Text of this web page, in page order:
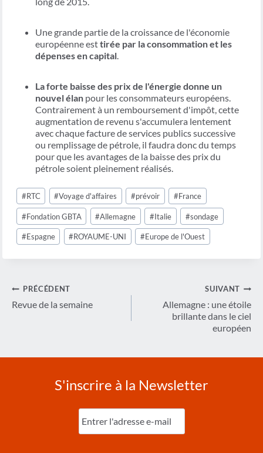
Une grande partie de la croissance de l'économie
européenne esttirée par la consommation et les
dépenses en capital.
La forte baisse des prix de l'énergie donne un
nouvel élan pour les consommateurs européens.
Contrairement à un remboursement d'impôt, cette
augmentation de revenu s'accumulera lentement
avec chaque facture de services publics successive
ou remplissage de pétrole, il faudra donc du temps
pour que les avantages de la baisse des prix du
pétrole soient pleinement réalisés.
Étiquettes
de
la
publication :
#RTC #Voyage d'affaires #prévoir #France
#Fondation GBTA #Allemagne #Italie #sondage
#Espagne #ROYAUME-UNI #Europe de l'Ouest
Navigation
de
PRÉCÉDENT
Revue de la semaine
SUIVANT
Allemagne : une étoile
brillante dans le ciel
européen
S'inscrire à la Newsletter
Entrez
l'e-
mail